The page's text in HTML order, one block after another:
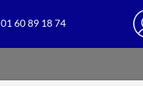
01 60 89 18 74